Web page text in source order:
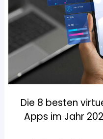
Die 8 besten
Apps im Jahr